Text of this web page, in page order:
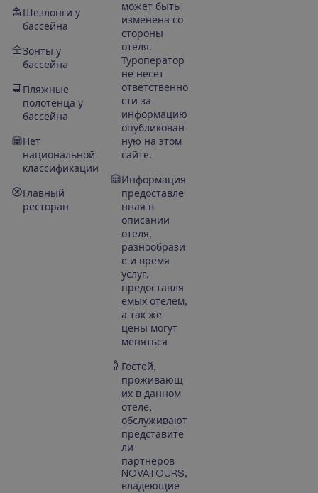
Шезлонги у
бассейна
Зонты у
бассейна
Пляжные
полотенца у
бассейна
Нет
национальной
классификации
Главный
ресторан
может быть
изменена со
стороны
отеля.
Туроператор
не несёт
ответственно
сти за
информацию
опубликован
ную на этом
сайте.
Информация
предоставле
нная в
описании
отеля,
разнообрази
е и время
услуг,
предоставля
емых отелем,
а так же
цены могут
меняться
Гостей,
проживающ
их в данном
отеле,
обслуживают
представите
ли
партнеров
NOVATOURS,
владеющие